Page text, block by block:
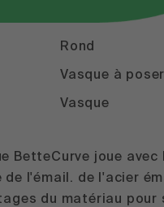
Rond
Vasque à poser
Vasque
BetteCurve joue
de l'émail. de l'acier
du matériau pour